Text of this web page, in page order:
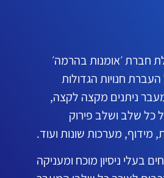
2008 מנהלת חברת ׳אומנות בהרמה׳
חנויות הגדולות
ניתנים מקצה לקצה,
כל שלב ושלב פירוק
מידוף, מערכות שונות ועוד.
בעלי ניסיון מוכח ומעניקה